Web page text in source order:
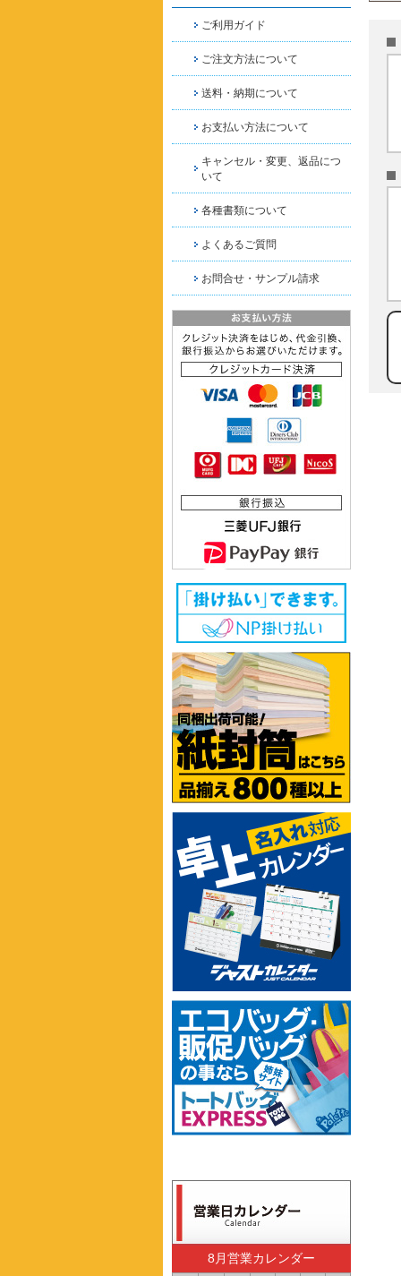
ご利用ガイド
ご注文方法について
送料・納期について
お支払い方法について
キャンセル・変更、返品につ
いて
各種書類について
よくあるご質問
お問合せ・サンプル請求
8月営業カレンダー